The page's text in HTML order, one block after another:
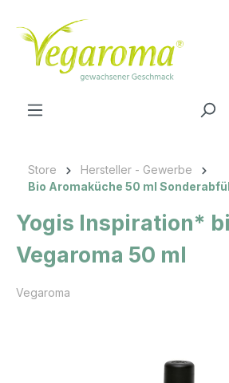
Zum Hauptinhalt springen
Store
Hersteller - Gewerbe
Bio Aromaküche 50 ml
Yogis Inspiration*
Vegaroma 50 ml
Vegaroma